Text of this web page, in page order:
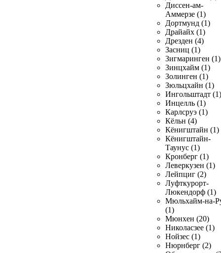
Диссен-ам-
Аммерзе (1)
Дортмунд (1)
Драйайх (1)
Дрезден (4)
Засниц (1)
Зигмаринген (1)
Зинцхайм (1)
Золинген (1)
Зюльцхайн (1)
Ингольштадт (1)
Инцелль (1)
Карлсруэ (1)
Кёльн (4)
Кёнигштайн (1)
Кёнигштайн-
Таунус (1)
Кронберг (1)
Леверкузен (1)
Лейпциг (2)
Луфткурорт-
Люкендорф (1)
Мюльхайм-на-
(1)
Мюнхен (20)
Николасзее (1)
Нойзес (1)
Нюрнберг (2)